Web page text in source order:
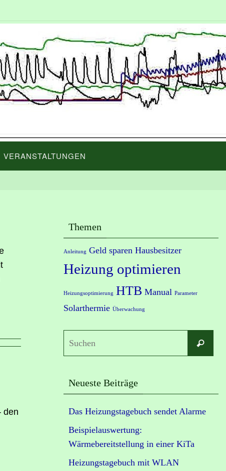
VERANSTALTUNGEN
den
Themen
Anleitung Geld sparen Hausbesitzer
Heizung optimieren
Heizungsoptimierung HTB Manual Parameter
Solarthermie Überwachung
Suchen
Neueste Beiträge
Das Heizungstagebuch sendet Alarme
Beispielauswertung:
Wärmebereitstellung in einer KiTa
Heizungstagebuch mit WLAN